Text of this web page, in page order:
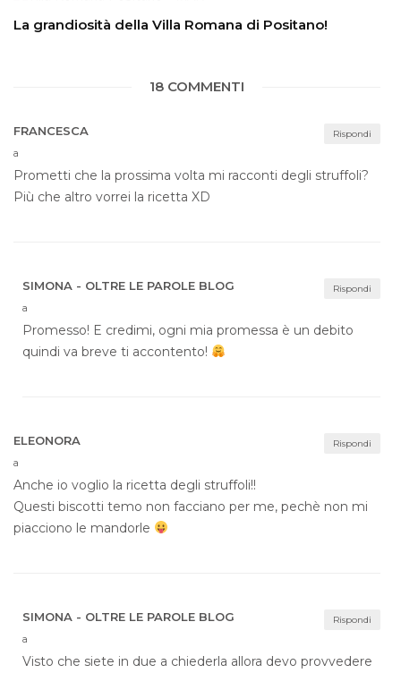
La grandiosità della Villa Romana di Positano!
18 COMMENTI
Rispondi
FRANCESCA
a
Prometti che la prossima volta mi racconti degli struffoli?
Più che altro vorrei la ricetta XD
Rispondi
SIMONA - OLTRE LE PAROLE BLOG
a
Promesso! E credimi, ogni mia promessa è un debito
quindi va breve ti accontento!
Rispondi
ELEONORA
a
Anche io voglio la ricetta degli struffoli!!
Questi biscotti temo non facciano per me, pechè non mi
piacciono le mandorle
Rispondi
SIMONA - OLTRE LE PAROLE BLOG
a
Visto che siete in due a chiederla allora devo provvedere